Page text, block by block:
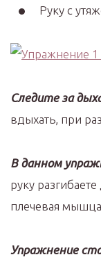
Руку с
Следите за
вдыхать, при
В данном
руку
плечевая
Упражнение